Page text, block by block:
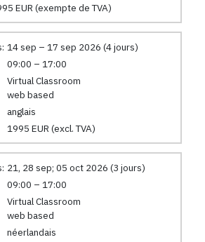
EUR (exempte de TVA)
14 sep – 17 sep 2026 (4 jours)
09:00 – 17:00
Virtual Classroom
web based
anglais
1995 EUR (excl. TVA)
21, 28 sep; 05 oct 2026 (3 jours)
09:00 – 17:00
Virtual Classroom
web based
néerlandais